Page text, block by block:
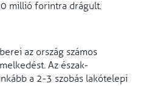
millió forintra drágult.
az ország számos
Az észak-
a 2-3 szobás lakótelepi